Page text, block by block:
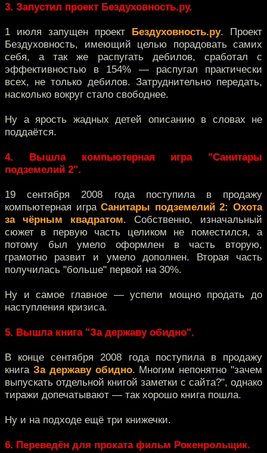
3. Запустил проект Бездуховность.ру.
1 июля запущен проект Бездуховность.ру. Проект
Бездуховность, имеющий целью порадовать самих
себя, а так же распугать дебилов, сработал с
эффективностью в 154% — распугал практически
всех, не только дебилов. Затруднительно передать,
насколько вокруг стало свободнее.
Ну а ярость жадных детей описанию в словах не
поддаётся.
4. Вышла компьютерная игра "Санитары
подземелий 2".
19 сентября 2008 года поступила в продажу
компьютерная играСанитары подземелий 2: Охота
за чёрным квадратом. Собственно, изначальный
сюжет в первую часть целиком не поместился, а
потому был умело оформлен в часть вторую,
грамотно развит и умело дополнен. Вторая часть
получилась "больше" первой на 30%.
Ну и самое главное — успели мощно продать до
наступления кризиса.
5. Вышла книга "За державу обидно".
В конце сентября 2008 года поступила в продажу
книга За державу обидно. Многим непонятно "зачем
выпускать отдельной книгой заметки с сайта?", однако
тиражи допечатывают — так хорошо книга пошла.
Ну и на подходе ещё три книжечки.
6. Переведён для проката фильм Рокенрольщик.